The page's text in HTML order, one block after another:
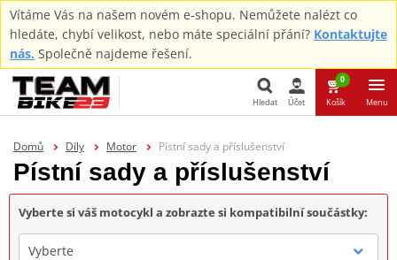
Vítáme Vás na našem novém e-shopu. Nemůžete nalézt co
hledáte, chybí velikost, nebo máte speciální přání? Kontaktujte
nás. Společně najdeme řešení.
Hledat Účet
0
Košík Menu
Domů Díly Motor Pístní sady a příslušenství
Pístní sady a příslušenství
Vyberte si váš motocykl a zobrazte si kompatibilní součástky:
Vyberte